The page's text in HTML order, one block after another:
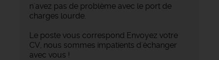
n'avez pas de problème avec le port de
charges lourde.
Le poste vous correspond Envoyez votre
CV, nous sommes impatients d'échanger
avec vous !